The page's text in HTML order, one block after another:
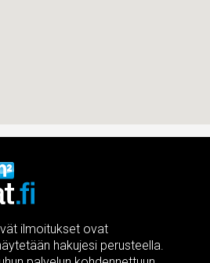
ilmoitukset ovat
hakujesi perusteella.